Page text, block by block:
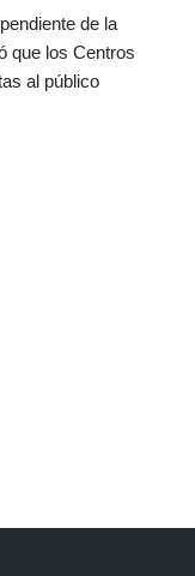
de la
que los Centros
al público